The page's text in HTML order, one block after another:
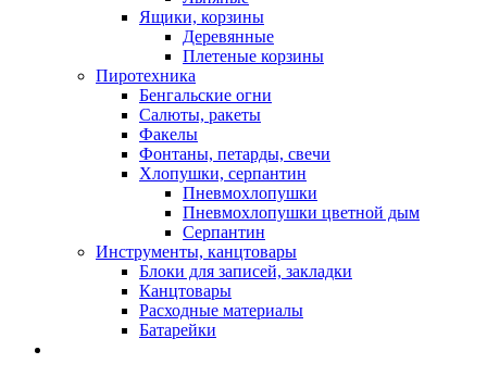
Ящики, корзины
Деревянные
Плетеные корзины
Пиротехника
Бенгальские огни
Салюты, ракеты
Факелы
Фонтаны, петарды, свечи
Хлопушки, серпантин
Пневмохлопушки
Пневмохлопушки цветной дым
Серпантин
Инструменты, канцтовары
Блоки для записей, закладки
Канцтовары
Расходные материалы
Батарейки